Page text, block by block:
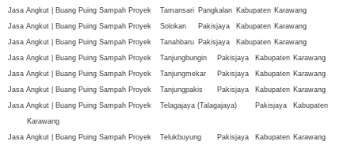
Jasa Angkut | Buang Puing Sampah Proyek
Tamansari Pangkalan Kabupaten Karawang
Jasa Angkut | Buang Puing Sampah Proyek
Solokan Pakisjaya Kabupaten Karawang
Jasa Angkut | Buang Puing Sampah Proyek
Tanahbaru Pakisjaya Kabupaten Karawang
Jasa Angkut | Buang Puing Sampah Proyek
Tanjungbungin Pakisjaya Kabupaten Karawang
Jasa Angkut | Buang Puing Sampah Proyek
Tanjungmekar Pakisjaya Kabupaten Karawang
Jasa Angkut | Buang Puing Sampah Proyek
Tanjungpakis Pakisjaya Kabupaten Karawang
Jasa Angkut | Buang Puing Sampah Proyek
Telagajaya (Talagajaya) Pakisjaya
Kabupaten
Karawang
Jasa Angkut | Buang Puing Sampah Proyek
Telukbuyung Pakisjaya Kabupaten Karawang